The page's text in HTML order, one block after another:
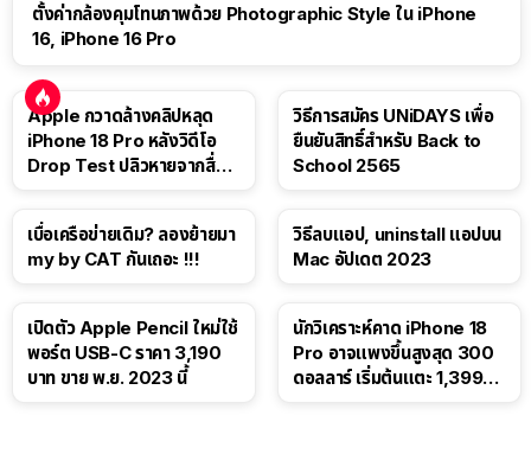
ตั้งค่ากล้องคุมโทนภาพด้วย Photographic Style ใน iPhone
16, iPhone 16 Pro
Apple กวาดล้างคลิปหลุด
iPhone 18 Pro หลังวิดีโอ
Drop Test ปลิวหายจากสื่อ
วิธีการสมัคร UNiDAYS เพื่อ
ยืนยันสิทธิ์สำหรับ Back to
School 2565
เบื่อเครือข่ายเดิม? ลองย้ายมา
my by CAT กันเถอะ !!!
วิธีลบแอป, uninstall แอปบน
Mac อัปเดต 2023
เปิดตัว Apple Pencil ใหม่ใช้
พอร์ต USB-C ราคา 3,190
บาท ขาย พ.ย. 2023 นี้
นักวิเคราะห์คาด iPhone 18
Pro อาจแพงขึ้นสูงสุด 300
ดอลลาร์ เริ่มต้นแตะ 1,399